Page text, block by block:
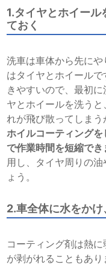
1.タイヤとホイー
ておく
洗車は車体から先に
はタイヤとホイール
きやすいので、最初
ヤとホイールを洗う
れが飛び散ってしまう
ホイルコーティング
で作業時間を短縮でき
用し、タイヤ周りの
ょう。
2.車全体に水をか
コーティング剤は熱
が剥がれることもあり